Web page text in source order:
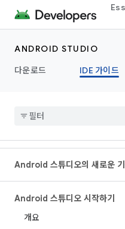
ANDROID STUDIO
다운로드
IDE 가이드
Android 스튜디오의 새로운
Android 스튜디오 시작하기
개요